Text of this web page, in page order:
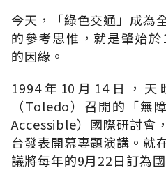
今天，「綠色交通」成為
的參考思惟，就是肇始
的因緣。
1994年10月14日，
（Toledo）召開的「無
Accessible）國際研討會
台發表開幕專題演講。就
議將每年的9月22日訂為